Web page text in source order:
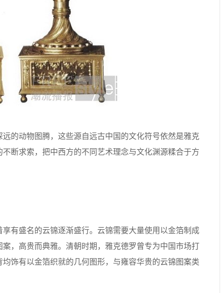
动物图腾，这些源自远古中国的文化符号依然是雅克
断求索，把中西方的不同艺术理念与文化渊源糅合于方
盛名的云锦逐渐盛行。云锦需要大量使用以金箔制成
，高贵而典雅。清朝时期，雅克德罗曾专为中国市场打
饰有以金箔织就的几何图形，与雍容华贵的云锦图案类